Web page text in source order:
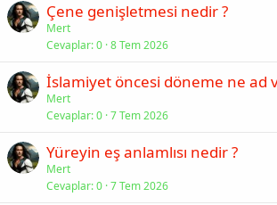
Çene genişletmesi nedir ?
Mert
Cevaplar 0 8 Tem 2026
İslamiyet öncesi döneme ne ad
Mert
Cevaplar 0 7 Tem 2026
Yüreyin eş anlamlısı nedir ?
Mert
Cevaplar 0 7 Tem 2026